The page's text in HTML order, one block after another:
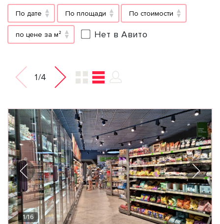
По дате По площади По стоимости
по цене за м² Нет в Авито
1/4
1/16